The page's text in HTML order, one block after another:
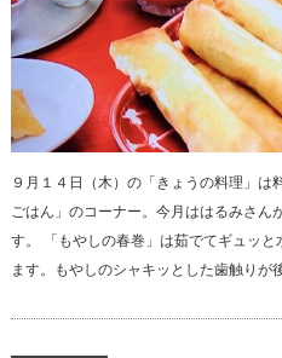
９月１４日（木）の「きょうの料理」は
ごはん」のコーナー。今月ははるみさん
す。 「もやしの春巻」は茹でてギュッ
ます。もやしのシャキッとした歯触り